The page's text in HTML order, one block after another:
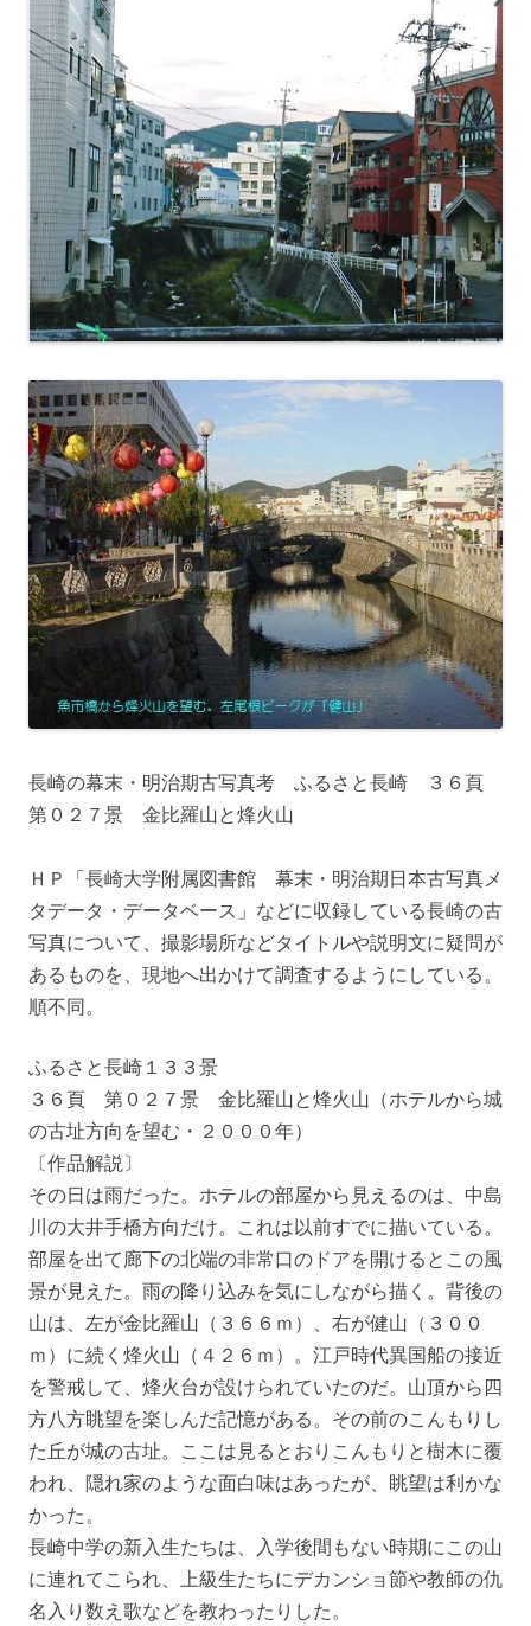
長崎の幕末・明治期古写真考 ふるさと長崎 ３６頁
第０２７景 金比羅山と烽火山
ＨＰ「長崎大学附属図書館 幕末・明治期日本古写真メ
タデータ・データベース」などに収録している長崎の古
写真について、撮影場所などタイトルや説明文に疑問が
あるものを、現地へ出かけて調査するようにしている。
順不同。
ふるさと長崎１３３景
３６頁 第０２７景 金比羅山と烽火山（ホテルから城
の古址方向を望む・２０００年）
〔作品解説〕
その日は雨だった。ホテルの部屋から見えるのは、中島
川の大井手橋方向だけ。これは以前すでに描いている。
部屋を出て廊下の北端の非常口のドアを開けるとこの風
景が見えた。雨の降り込みを気にしながら描く。背後の
山は、左が金比羅山（３６６ｍ）、右が健山（３００
ｍ）に続く烽火山（４２６ｍ）。江戸時代異国船の接近
を警戒して、烽火台が設けられていたのだ。山頂から四
方八方眺望を楽しんだ記憶がある。その前のこんもりし
た丘が城の古址。ここは見るとおりこんもりと樹木に覆
われ、隠れ家のような面白味はあったが、眺望は利かな
かった。
長崎中学の新入生たちは、入学後間もない時期にこの山
に連れてこられ、上級生たちにデカンショ節や教師の仇
名入り数え歌などを教わったりした。